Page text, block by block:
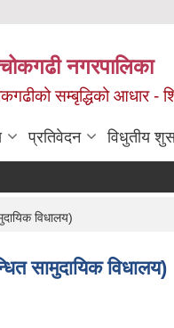
नगरपालिका
सम्बृद्धिको आधार -
प्रतिवेदन विधुतीय
विधालय)
सामुदायिक विधालय)